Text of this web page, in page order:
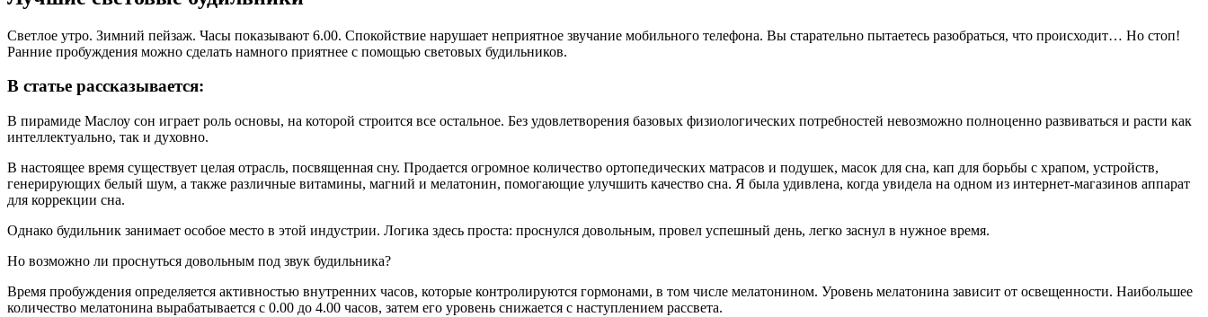
Светлое утро. Зимний пейзаж. Часы показывают 6.00. Спокойствие нарушает неприятное звучание мобильного телефона. Вы старательно пытаетесь разобраться, что происходит… Но стоп!
Ранние пробуждения можно сделать намного приятнее с помощью световых будильников.
В статье рассказывается:
В пирамиде Маслоу сон играет роль основы, на которой строится все остальное. Без удовлетворения базовых физиологических потребностей невозможно полноценно развиваться и расти как
интеллектуально, так и духовно.
В настоящее время существует целая отрасль, посвященная сну. Продается огромное количество ортопедических матрасов и подушек, масок для сна, кап для борьбы с храпом, устройств,
генерирующих белый шум, а также различные витамины, магний и мелатонин, помогающие улучшить качество сна. Я была удивлена, когда увидела на одном из интернет-магазинов аппарат
для коррекции сна.
Однако будильник занимает особое место в этой индустрии. Логика здесь проста: проснулся довольным, провел успешный день, легко заснул в нужное время.
Но возможно ли проснуться довольным под звук будильника?
Время пробуждения определяется активностью внутренних часов, которые контролируются гормонами, в том числе мелатонином. Уровень мелатонина зависит от освещенности. Наибольшее
количество мелатонина вырабатывается с 0.00 до 4.00 часов, затем его уровень снижается с наступлением рассвета.